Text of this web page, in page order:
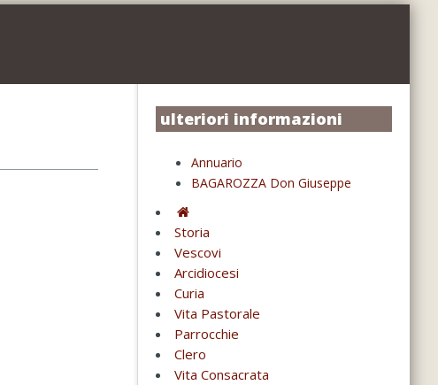
ulteriori informazioni
Annuario
BAGAROZZA Don Giuseppe
Storia
Vescovi
Arcidiocesi
Curia
Vita Pastorale
Parrocchie
Clero
Vita Consacrata